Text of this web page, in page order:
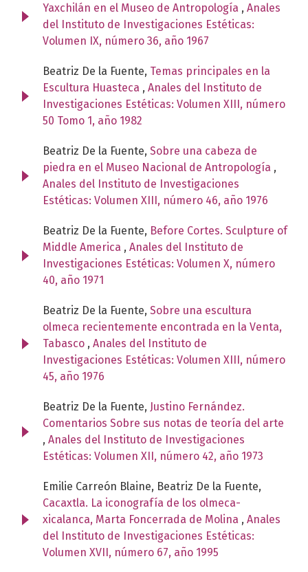
Yaxchilán en el Museo de Antropología , Anales
del Instituto de Investigaciones Estéticas:
Volumen IX, número 36, año 1967
Beatriz De la Fuente, Temas principales en la
Escultura Huasteca , Anales del Instituto de
Investigaciones Estéticas: Volumen XIII, número
50 Tomo 1, año 1982
Beatriz De la Fuente, Sobre una cabeza de
piedra en el Museo Nacional de Antropología ,
Anales del Instituto de Investigaciones
Estéticas: Volumen XIII, número 46, año 1976
Beatriz De la Fuente, Before Cortes. Sculpture of
Middle America , Anales del Instituto de
Investigaciones Estéticas: Volumen X, número
40, año 1971
Beatriz De la Fuente, Sobre una escultura
olmeca recientemente encontrada en la Venta,
Tabasco , Anales del Instituto de
Investigaciones Estéticas: Volumen XIII, número
45, año 1976
Beatriz De la Fuente, Justino Fernández.
Comentarios Sobre sus notas de teoría del arte
, Anales del Instituto de Investigaciones
Estéticas: Volumen XII, número 42, año 1973
Emilie Carreón Blaine, Beatriz De la Fuente,
Cacaxtla. La iconografía de los olmeca-
xicalanca, Marta Foncerrada de Molina , Anales
del Instituto de Investigaciones Estéticas:
Volumen XVII, número 67, año 1995